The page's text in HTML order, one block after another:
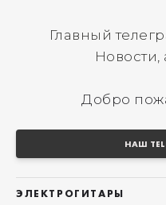
Главный
Новости,
Добро
НАШ
ЭЛЕКТРОГИТАРЫ